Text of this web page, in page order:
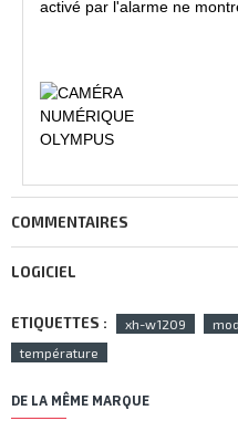
activé par l'alarme ne
COMMENTAIRES
LOGICIEL
ETIQUETTES : xh-w1209
température
DE LA MÊME MARQUE